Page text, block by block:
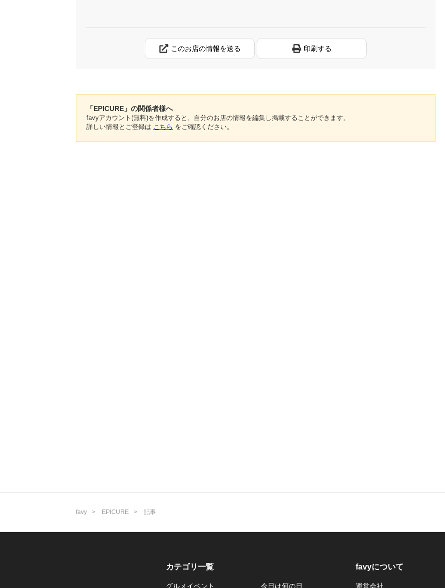
このお店の情報を送る 印刷する
「EPICURE」の関係者様へ
favyアカウント(無料)を作成すると、自分のお店の情報を編集し掲載することができます。
詳しい情報とご登録は こちら をご確認ください。
favy EPICURE 記事
カテゴリ一覧
グルメイベント 今日は何の日
favyについて
運営会社